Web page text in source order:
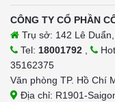
CÔNG TY CỔ PHẦN
Trụ sở: 142 Lê
Tel: 18001792
35162375
Văn phòng TP. Hồ Chí
Địa chỉ: R1901-